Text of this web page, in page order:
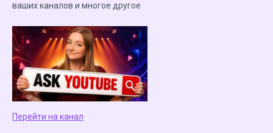
ваших каналов и многое другое
Перейти на канал